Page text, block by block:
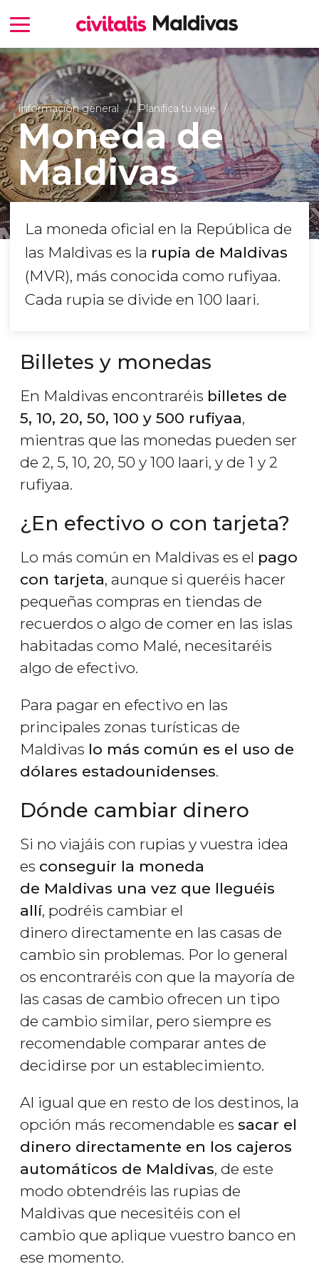
Información general Planifica tu viaje
Moneda de
Maldivas
La moneda oficial en la República de
las Maldivas es la rupia de Maldivas
(MVR), más conocida como rufiyaa.
Cada rupia se divide en 100 laari.
Billetes y monedas
En Maldivas encontraréis billetes de
5, 10, 20, 50, 100 y 500 rufiyaa,
mientras que las monedas pueden ser
de 2, 5, 10, 20, 50 y 100 laari, y de 1 y 2
rufiyaa.
¿En efectivo o con tarjeta?
Lo más común en Maldivas es el pago
con tarjeta, aunque si queréis hacer
pequeñas compras en tiendas de
recuerdos o algo de comer en las islas
habitadas como Malé, necesitaréis
algo de efectivo.
Para pagar en efectivo en las
principales zonas turísticas de
Maldivas lo más común es el uso de
dólares estadounidenses.
Dónde cambiar dinero
Si no viajáis con rupias y vuestra idea
es conseguir la moneda
de Maldivas una vez que lleguéis
allí, podréis cambiar el
dinero directamente en las casas de
cambio sin problemas. Por lo general
os encontraréis con que la mayoría de
las casas de cambio ofrecen un tipo
de cambio similar, pero siempre es
recomendable comparar antes de
decidirse por un establecimiento.
Al igual que en resto de los destinos, la
opción más recomendable es sacar el
dinero directamente en los cajeros
automáticos de Maldivas, de este
modo obtendréis las rupias de
Maldivas que necesitéis con el
cambio que aplique vuestro banco en
ese momento.